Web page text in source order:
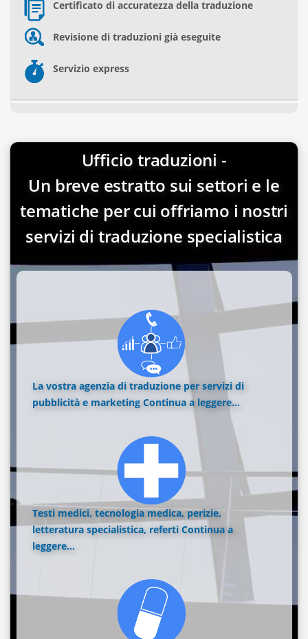
Certificato di accuratezza della traduzione
Revisione di traduzioni già eseguite
Servizio express
Ufficio traduzioni -
Un breve estratto sui settori e le
tematiche per cui offriamo i nostri
servizi di traduzione specialistica
La vostra agenzia di traduzione per servizi di
pubblicità e marketing Continua a leggere...
Testi medici, tecnologia medica, perizie,
letteratura specialistica, referti Continua a
leggere...